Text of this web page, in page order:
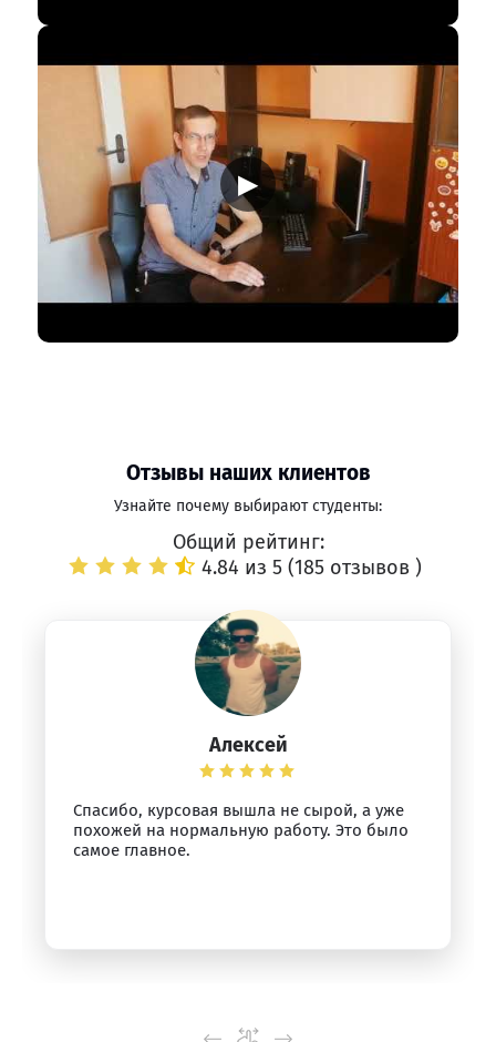
▶
Отзывы наших клиентов
Узнайте почему выбирают студенты:
Общий рейтинг:
4.84 из 5 (185 отзывов )
Алексей
Спасибо, курсовая вышла не сырой, а уже
похожей на нормальную работу. Это было
самое главное.